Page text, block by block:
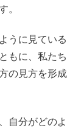
。
うに見ている
もに、私たち
の見方を形成
自分がどのよ